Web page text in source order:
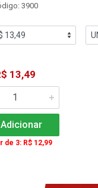
3900
13,49
de 3: R$ 12,99